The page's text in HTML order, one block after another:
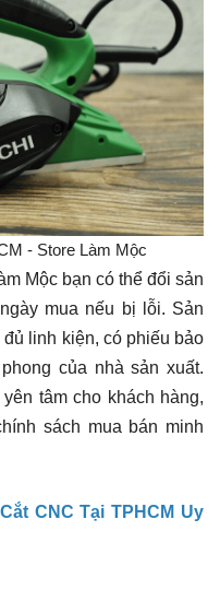
- Store Làm Mộc
Mộc bạn có thể đổi sản
mua nếu bị lỗi. Sản
linh kiện, có phiếu bảo
của nhà sản xuất.
tâm cho khách hàng,
sách mua bán minh
CNC Tại TPHCM Uy